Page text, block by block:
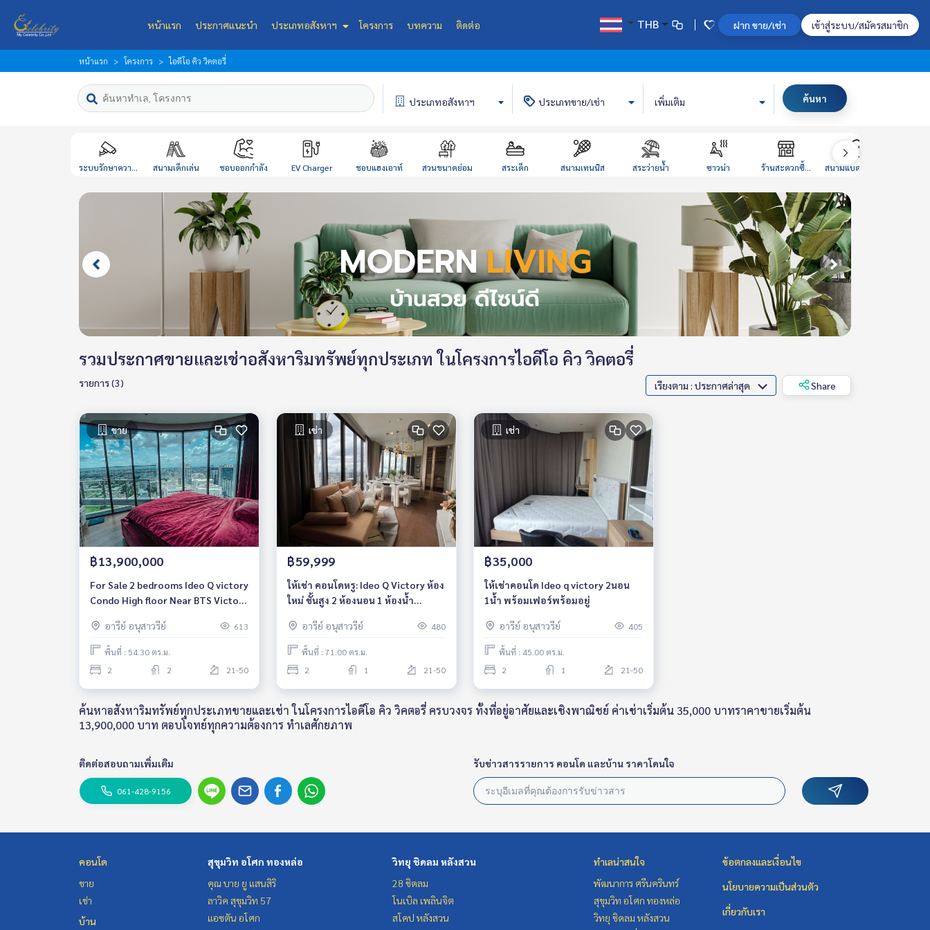
หน้าแรก ประกาศแนะนำ ประเภทอสังหาฯ โครงการ บทความ ติดต่อ THB ฝาก ขาย/เช่า เข้าสู่ระบบ/สมัครสมาชิก
หน้าแรก โครงการ ไอดีโอ คิว วิคตอรี่
ประเภทอสังหาฯ ประเภทขาย/เช่า เพิ่มเติม ค้นหา
ระบบรักษาควา... สนามเด็กเล่น ชอบออกกำลัง EV Charger ชอบแฮงเอาท์ สวนขนาดย่อม สระเด็ก สนามเทนนิส สระว่ายน้ำ ซาวน่า ร้านสะดวกซื้... สนามแบดมินตั...
รวมประกาศขายและเช่าอสังหาริมทรัพย์ทุกประเภท ในโครงการไอดีโอ คิว วิคตอรี่
รายการ (3) เรียงตาม : ประกาศล่าสุด Share
ขาย
฿13,900,000
For Sale 2 bedrooms Ideo Q victory
Condo High floor Near BTS Victory
furnished Ready to move in
อารีย์ อนุสาวรีย์ 613
พื้นที่ : 54.30 ตร.ม.
2
2 21-50
เช่า
฿59,999
ให้เช่า คอนโดหรู: Ideo Q Victory ห้อง
ใหม่ ชั้นสูง 2 ห้องนอน 1 ห้องน้ำ
อนุสาวรีย์ฯ ราคาเช่า 59,999 บาท
อารีย์ อนุสาวรีย์ 480
พื้นที่ : 71.00 ตร.ม.
2
1 21-50
เช่า
฿35,000
ให้เช่าคอนโด Ideo q victory 2นอน
1น้ำ พร้อมเฟอร์พร้อมอยู่
อารีย์ อนุสาวรีย์ 405
พื้นที่ : 45.00 ตร.ม.
2
1 21-50
ค้นหาอสังหาริมทรัพย์ทุกประเภทขายและเช่า ในโครงการไอดีโอ คิว วิคตอรี่ ครบวงจร ทั้งที่อยู่อาศัยและเชิงพาณิชย์ ค่าเช่าเริ่มต้น 35,000 บาทราคาขายเริ่มต้น
13,900,000 บาท ตอบโจทย์ทุกความต้องการ ทำเลศักยภาพ
ติดต่อสอบถามเพิ่มเติม
061-428-9156
รับข่าวสารรายการ คอนโด และบ้าน ราคาโดนใจ
คอนโด
ขาย
เช่า
บ้าน
สุขุมวิท อโศก ทองหล่อ
คุณ บาย ยู แสนสิริ
ลาวิค สุขุมวิท 57
แอชตัน อโศก
วิทยุ ชิดลม หลังสวน
28 ชิดลม
โนเบิล เพลินจิต
สโคป หลังสวน
ทำเลน่าสนใจ
พัฒนาการ ศรีนครินทร์
สุขุมวิท อโศก ทองหล่อ
วิทยุ ชิดลม หลังสวน
ข้อตกลงและเงื่อนไข
นโยบายความเป็นส่วนตัว
เกี่ยวกับเรา